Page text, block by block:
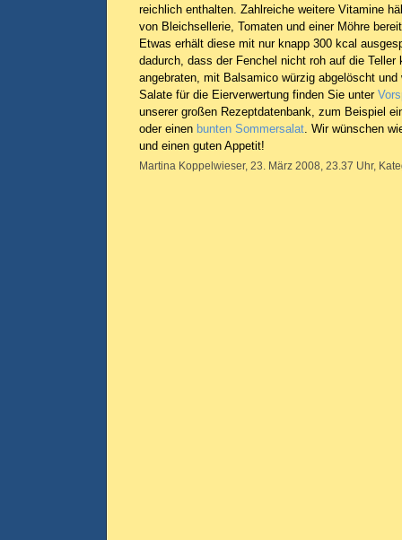
reichlich enthalten. Zahlreiche weitere Vitamine
von Bleichsellerie, Tomaten und einer Möhre
Etwas erhält diese mit nur knapp 300 kcal
dadurch, dass der Fenchel nicht roh auf die Teller
angebraten, mit Balsamico würzig abgelöscht
Salate für die Eierverwertung finden Sie unter
unserer großen Rezeptdatenbank, zum Beispiel
oder einen bunten Sommersalat. Wir wünschen
und einen guten Appetit!
Martina Koppelwieser, 23. März 2008, 23.37 Uhr,